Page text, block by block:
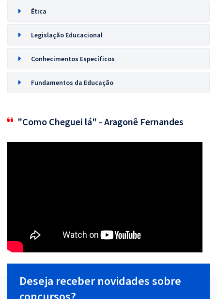
Ética
Legislação Educacional
Conhecimentos Específicos
Fundamentos da Educação
"Como Cheguei lá" - Aragonê Fernandes
Deseja receber novidades sobre